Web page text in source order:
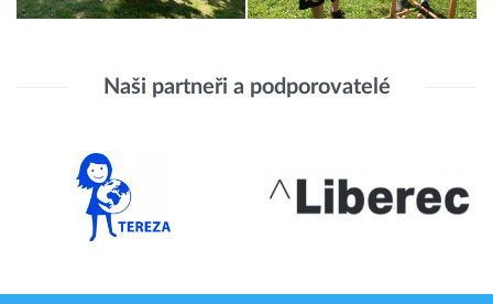
Naši partneři a podporovatelé